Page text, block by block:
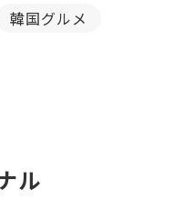
韓国グルメ
ル